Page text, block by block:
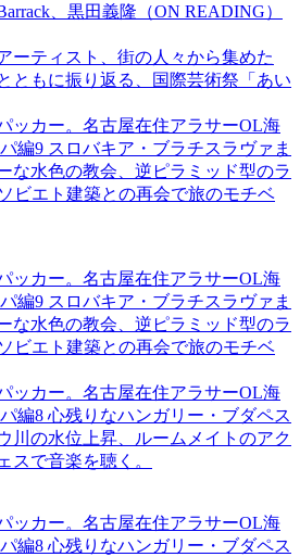
、黒田義隆（ON READING）
ーティスト、街の人々から集めた
ともに振り返る、国際芸術祭「あい
ッカー。名古屋在住アラサーOL海
編9 スロバキア・ブラチスラヴァま
な水色の教会、逆ピラミッド型のラ
ビエト建築との再会で旅のモチベ
ッカー。名古屋在住アラサーOL海
編9 スロバキア・ブラチスラヴァま
な水色の教会、逆ピラミッド型のラ
ビエト建築との再会で旅のモチベ
ッカー。名古屋在住アラサーOL海
編8 心残りなハンガリー・ブダペス
川の水位上昇、ルームメイトのアク
スで音楽を聴く。
ッカー。名古屋在住アラサーOL海
編8 心残りなハンガリー・ブダペス